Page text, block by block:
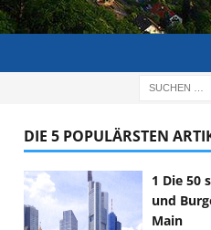
DIE 5 POPULÄRSTEN
1 Die 50
und
Main